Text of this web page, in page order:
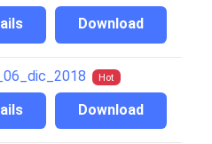
Download
Hot
Download